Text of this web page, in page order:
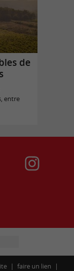
de
entre
faire un lien